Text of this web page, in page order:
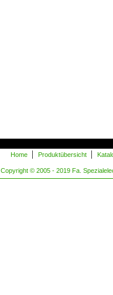
Home | Produktübersicht |
Copyright © 2005 - 2019 Fa.